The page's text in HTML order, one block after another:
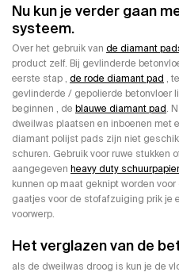
Nu kun je verder gaan
systeem.
Over het gebruik van de diamant
product zelf. Bij gevlinderde
eerste stap , de rode diamant pad ,
gevlinderde / gepolierde betonvloer
beginnen , de blauwe diamant pad.
dweilwas plaatsen en inboenen met
diamant polijst pads zijn niet
schuren. Gebruik voor ruwe stukken
aangegeven heavy duty schuurpapier
kunnen op maat geknipt worden
gaatjes voor de stofafzuiging prik je
voorwerp.
Het verglazen van de
als de dweilwas droog is kun je de